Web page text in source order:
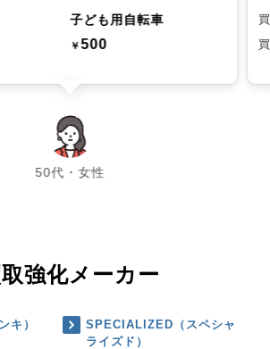
子ども用自転車
￥500
50代・女性
chevron_left chevron_right
強化メーカー
キ）
SPECIALIZED（スペシャ
ライズド）